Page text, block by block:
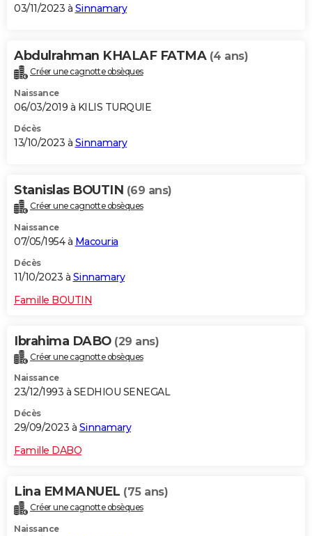
03/11/2023 à Sinnamary
Abdulrahman KHALAF FATMA (4 ans)
Créer une cagnotte obsèques
Naissance
06/03/2019 à KILIS TURQUIE
Décès
13/10/2023 à Sinnamary
Stanislas BOUTIN (69 ans)
Créer une cagnotte obsèques
Naissance
07/05/1954 à Macouria
Décès
11/10/2023 à Sinnamary
Famille BOUTIN
Ibrahima DABO (29 ans)
Créer une cagnotte obsèques
Naissance
23/12/1993 à SEDHIOU SENEGAL
Décès
29/09/2023 à Sinnamary
Famille DABO
Lina EMMANUEL (75 ans)
Créer une cagnotte obsèques
Naissance